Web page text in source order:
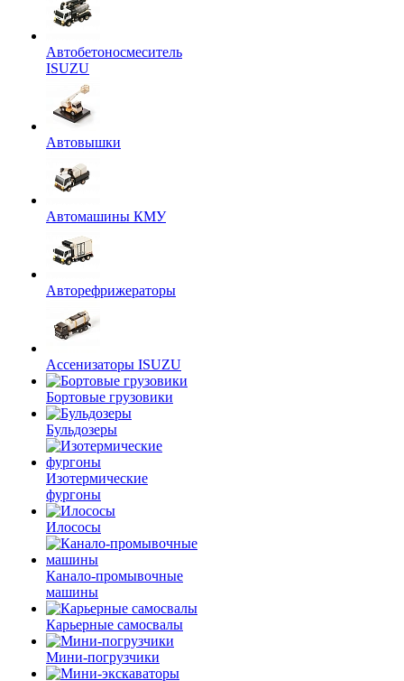
Автобетоносмеситель
ISUZU
Автовышки
Автомашины КМУ
Авторефрижераторы
Ассенизаторы ISUZU
Бортовые грузовики
Бульдозеры
Изотермические
фургоны
Илососы
Канало-промывочные
машины
Карьерные самосвалы
Мини-погрузчики